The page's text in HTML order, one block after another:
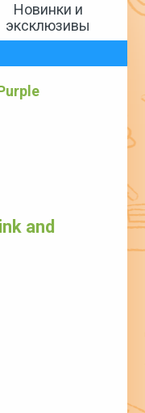
Новинки и
эксклюзивы
and